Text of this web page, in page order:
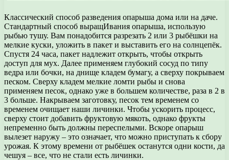
Классический способ разведения опарыша дома или на даче.
Стандартный способ выращИвания опарыша, использую
рыбью тушу. Вам понадобится разрезать 2 или 3 рыбёшки на
мелкие куски, уложить в пакет и выставить его на солнцепёк.
Спустя 24 часа, пакет надлежит открыть, чтобы открыть
доступ для мух. Далее применяем глубокий сосуд по типу
ведра или бочки, на днище кладем бумагу, а сверху покрываем
песком. Сверху кладем мелкие ломти рыбы и снова
применяем песок, однако уже в большем количестве, раза в 2 в
3 больше. Накрываем заготовку, песок тем временем со
временем очищает наши личинки. Чтобы ускорить процесс,
сверху стоит добавить фруктовую мякоть, однако фрукты
непременно быть должны переспелыми. Вскоре опарыш
вылезет наружу – это означает, что можно приступать к сбору
урожая. К этому времени от рыбёшек останутся одни кости, да
чешуя – все, что не стали есть личинки.